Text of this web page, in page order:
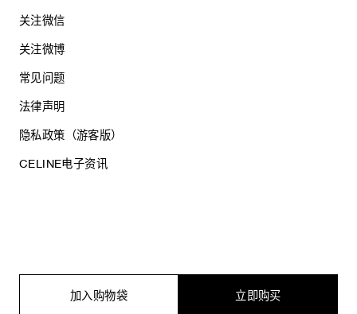
立即购买
加入购物袋
关注微信
关注微博
常见问题
法律声明
隐私政策（游客版）
CELINE电子资讯
思琳商贸（上海）有限公司
沪公网安备 31010602005569
电子营业执照